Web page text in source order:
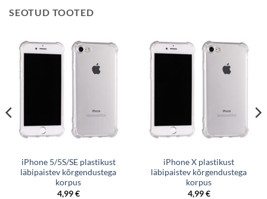
SEOTUD TOOTED
iPhone 5/5S/SE plastikust
läbipaistev kõrgendustega
korpus
4,99€
iPhone X plastikust
läbipaistev kõrgendustega
korpus
4,99€